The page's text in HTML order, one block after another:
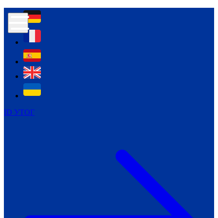
ID УТОГ
Контур психологічної безпеки глухих
Всеукраїнський пісенний
челендж «Україно, ти є!»
Молодіжний челендж «Жестова
мова для мене – це…»
Репортажі спеціальних та
інклюзивних начальних закладів